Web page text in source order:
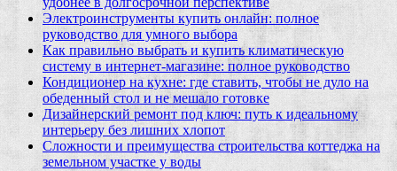
Электроинструменты купить онлайн: полное
руководство для умного выбора
Как правильно выбрать и купить климатическую
систему в интернет‑магазине: полное руководство
Кондиционер на кухне: где ставить, чтобы не дуло на
обеденный стол и не мешало готовке
Дизайнерский ремонт под ключ: путь к идеальному
интерьеру без лишних хлопот
Сложности и преимущества строительства коттеджа на
земельном участке у воды